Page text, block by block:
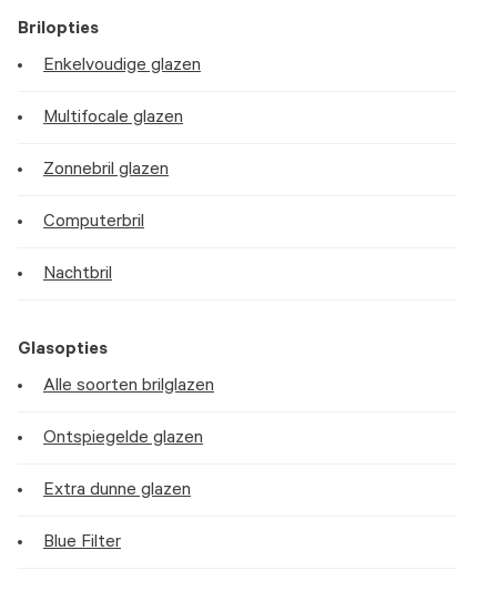
Brilopties
Enkelvoudige glazen
Multifocale glazen
Zonnebril glazen
Computerbril
Nachtbril
Glasopties
Alle soorten brilglazen
Ontspiegelde glazen
Extra dunne glazen
Blue Filter